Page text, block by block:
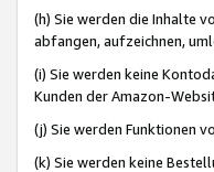
(h) Sie werden die Inhalte
abfangen, aufzeichnen,
(i) Sie werden keine
Kunden der Amazon-
(j) Sie werden Funktionen
(k) Sie werden keine